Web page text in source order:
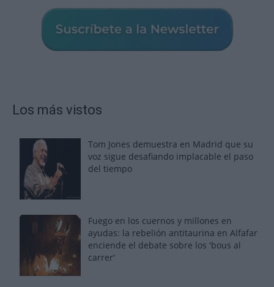
Los más vistos
Tom Jones demuestra en Madrid que su
voz sigue desafiando implacable el paso
del tiempo
Fuego en los cuernos y millones en
ayudas: la rebelión antitaurina en Alfafar
enciende el debate sobre los 'bous al
carrer'